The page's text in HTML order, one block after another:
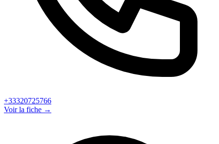
+33320725766
Voir la fiche →